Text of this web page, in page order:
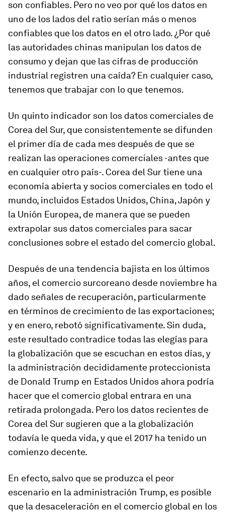
son confiables. Pero no veo por qué los datos en
uno de los lados del ratio serían más o menos
confiables que los datos en el otro lado. ¿Por qué
las autoridades chinas manipulan los datos de
consumo y dejan que las cifras de producción
industrial registren una caída? En cualquier caso,
tenemos que trabajar con lo que tenemos.
Un quinto indicador son los datos comerciales de
Corea del Sur, que consistentemente se difunden
el primer día de cada mes después de que se
realizan las operaciones comerciales -antes que
en cualquier otro país-. Corea del Sur tiene una
economía abierta y socios comerciales en todo el
mundo, incluidos Estados Unidos, China, Japón y
la Unión Europea, de manera que se pueden
extrapolar sus datos comerciales para sacar
conclusiones sobre el estado del comercio global.
Después de una tendencia bajista en los últimos
años, el comercio surcoreano desde noviembre ha
dado señales de recuperación, particularmente
en términos de crecimiento de las exportaciones;
y en enero, rebotó significativamente. Sin duda,
este resultado contradice todas las elegías para
la globalización que se escuchan en estos días, y
la administración decididamente proteccionista
de Donald Trump en Estados Unidos ahora podría
hacer que el comercio global entrara en una
retirada prolongada. Pero los datos recientes de
Corea del Sur sugieren que a la globalización
todavía le queda vida, y que el 2017 ha tenido un
comienzo decente.
En efecto, salvo que se produzca el peor
escenario en la administración Trump, es posible
que la desaceleración en el comercio global en los